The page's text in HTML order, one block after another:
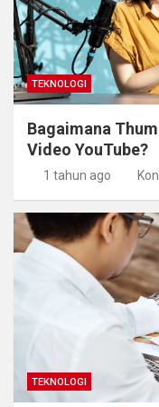
TEKNOLOGI
Bagaimana
Video YouTube?
1 tahun ago
TEKNOLOGI